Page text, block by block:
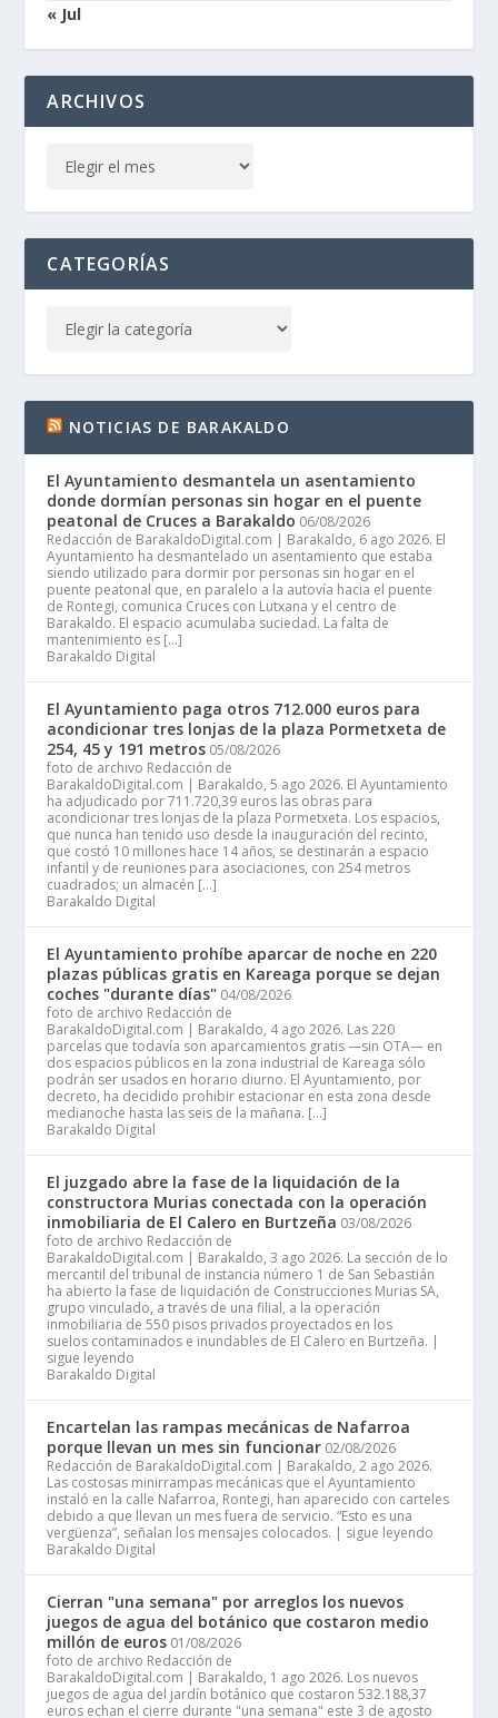
« Jul
ARCHIVOS
CATEGORÍAS
NOTICIAS DE BARAKALDO
El Ayuntamiento desmantela un asentamiento
donde dormían personas sin hogar en el puente
peatonal de Cruces a Barakaldo 06/08/2026
Redacción de BarakaldoDigital.com | Barakaldo, 6 ago 2026. El
Ayuntamiento ha desmantelado un asentamiento que estaba
siendo utilizado para dormir por personas sin hogar en el
puente peatonal que, en paralelo a la autovía hacia el puente
de Rontegi, comunica Cruces con Lutxana y el centro de
Barakaldo. El espacio acumulaba suciedad. La falta de
mantenimiento es […]
Barakaldo Digital
El Ayuntamiento paga otros 712.000 euros para
acondicionar tres lonjas de la plaza Pormetxeta de
254, 45 y 191 metros 05/08/2026
foto de archivo Redacción de
BarakaldoDigital.com | Barakaldo, 5 ago 2026. El Ayuntamiento
ha adjudicado por 711.720,39 euros las obras para
acondicionar tres lonjas de la plaza Pormetxeta. Los espacios,
que nunca han tenido uso desde la inauguración del recinto,
que costó 10 millones hace 14 años, se destinarán a espacio
infantil y de reuniones para asociaciones, con 254 metros
cuadrados; un almacén […]
Barakaldo Digital
El Ayuntamiento prohíbe aparcar de noche en 220
plazas públicas gratis en Kareaga porque se dejan
coches "durante días" 04/08/2026
foto de archivo Redacción de
BarakaldoDigital.com | Barakaldo, 4 ago 2026. Las 220
parcelas que todavía son aparcamientos gratis —sin OTA— en
dos espacios públicos en la zona industrial de Kareaga sólo
podrán ser usados en horario diurno. El Ayuntamiento, por
decreto, ha decidido prohibir estacionar en esta zona desde
medianoche hasta las seis de la mañana. […]
Barakaldo Digital
El juzgado abre la fase de la liquidación de la
constructora Murias conectada con la operación
inmobiliaria de El Calero en Burtzeña 03/08/2026
foto de archivo Redacción de
BarakaldoDigital.com | Barakaldo, 3 ago 2026. La sección de lo
mercantil del tribunal de instancia número 1 de San Sebastián
ha abierto la fase de liquidación de Construcciones Murias SA,
grupo vinculado, a través de una filial, a la operación
inmobiliaria de 550 pisos privados proyectados en los
suelos contaminados e inundables de El Calero en Burtzeña. |
sigue leyendo
Barakaldo Digital
Encartelan las rampas mecánicas de Nafarroa
porque llevan un mes sin funcionar 02/08/2026
Redacción de BarakaldoDigital.com | Barakaldo, 2 ago 2026.
Las costosas minirrampas mecánicas que el Ayuntamiento
instaló en la calle Nafarroa, Rontegi, han aparecido con carteles
debido a que llevan un mes fuera de servicio. “Esto es una
vergüenza”, señalan los mensajes colocados. | sigue leyendo
Barakaldo Digital
Cierran "una semana" por arreglos los nuevos
juegos de agua del botánico que costaron medio
millón de euros 01/08/2026
foto de archivo Redacción de
BarakaldoDigital.com | Barakaldo, 1 ago 2026. Los nuevos
juegos de agua del jardín botánico que costaron 532.188,37
euros echan el cierre durante "una semana" este 3 de agosto